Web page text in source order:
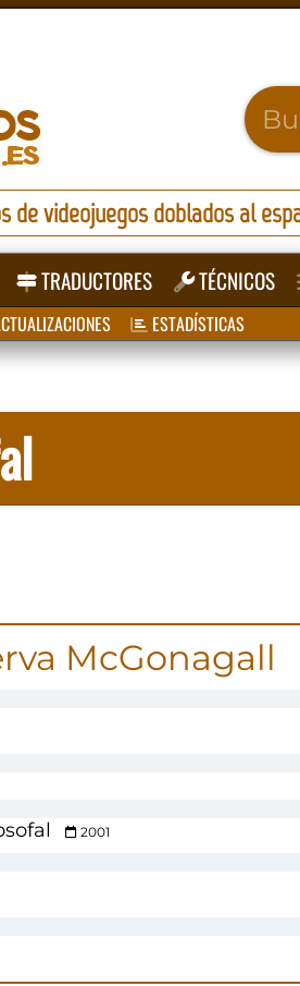
de videojuegos doblados al
TRADUCTORES TÉCNICOS
ESTADÍSTICAS
McGonagall
2001